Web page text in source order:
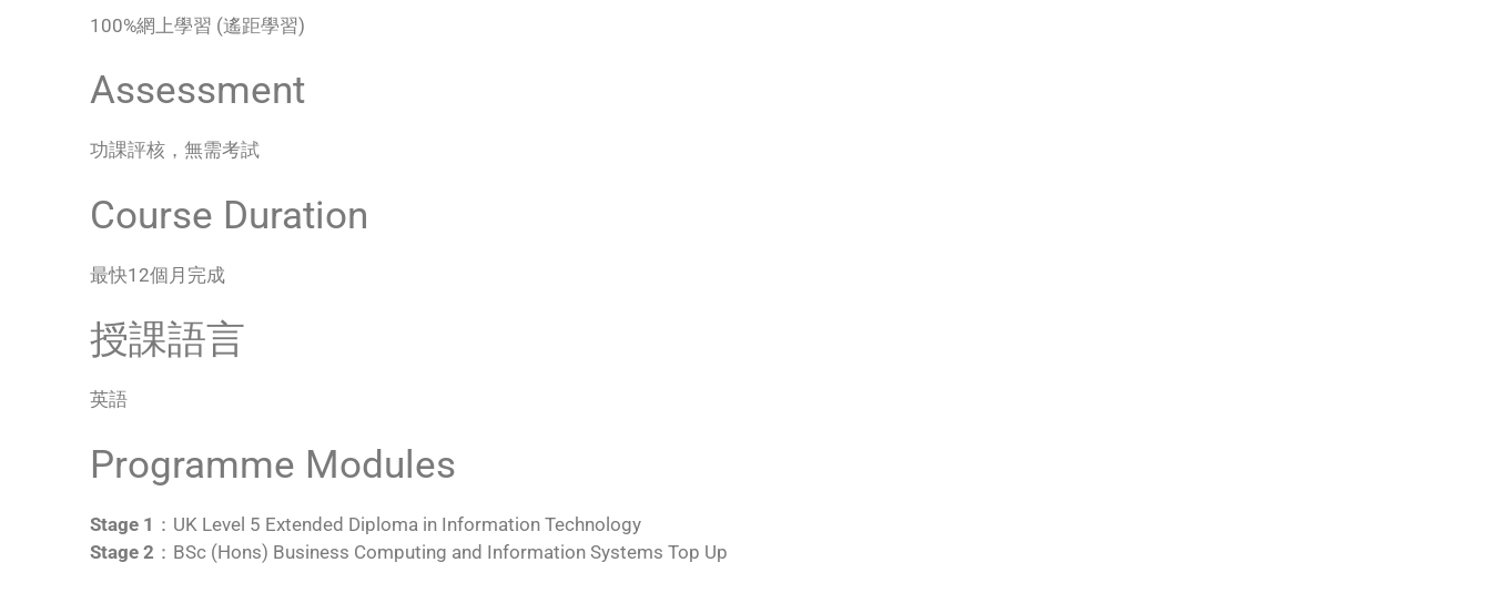
100%網上學習 (遙距學習)
Assessment
功課評核，無需考試
Course Duration
最快12個月完成
授課語言
英語
Programme Modules
Stage 1 ：UK Level 5 Extended Diploma in Information Technology
Stage 2 ：BSc (Hons) Business Computing and Information Systems Top Up